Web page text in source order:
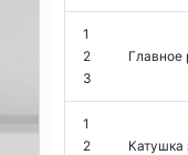
1
2
3
Главное
1
2
Катушка